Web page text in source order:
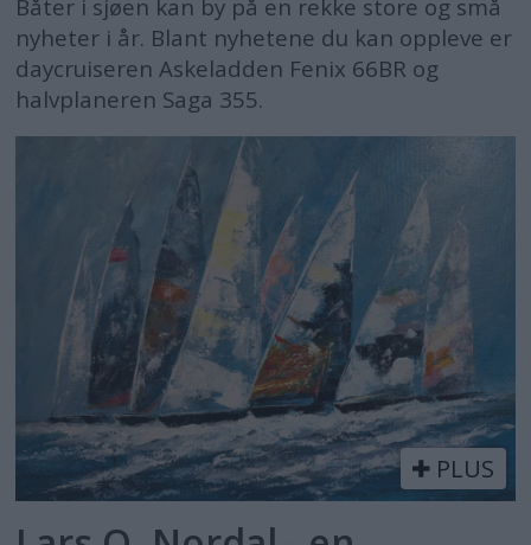
Båter i sjøen kan by på en rekke store og små
nyheter i år. Blant nyhetene du kan oppleve er
daycruiseren Askeladden Fenix 66BR og
halvplaneren Saga 355.
PLUS